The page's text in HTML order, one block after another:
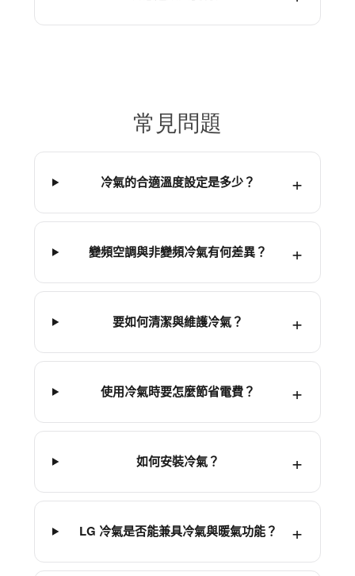
常見問題
冷氣的合適溫度設定是多少？
變頻空調與非變頻冷氣有何差異？
要如何清潔與維護冷氣？
使用冷氣時要怎麼節省電費？
如何安裝冷氣？
LG 冷氣是否能兼具冷氣與暖氣功能？